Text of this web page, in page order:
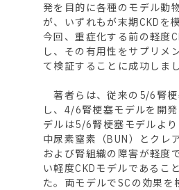
発を目的に各種のモデル動
が、いずれもが末期CKDを
今回、重症化する前の軽度
し、その有用性をサプリメ
て検証することに成功しまし
著者らは、従来の5/6腎梗
し、4/6腎梗塞モデルを開
デルは5/6腎梗塞モデルよ
中尿素窒素（BUN）とクレ
および腎組織の障害が軽度
い軽度CKDモデルであるこ
た。両モデルでSCの効果